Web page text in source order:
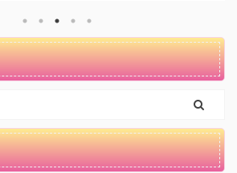
くお願いします